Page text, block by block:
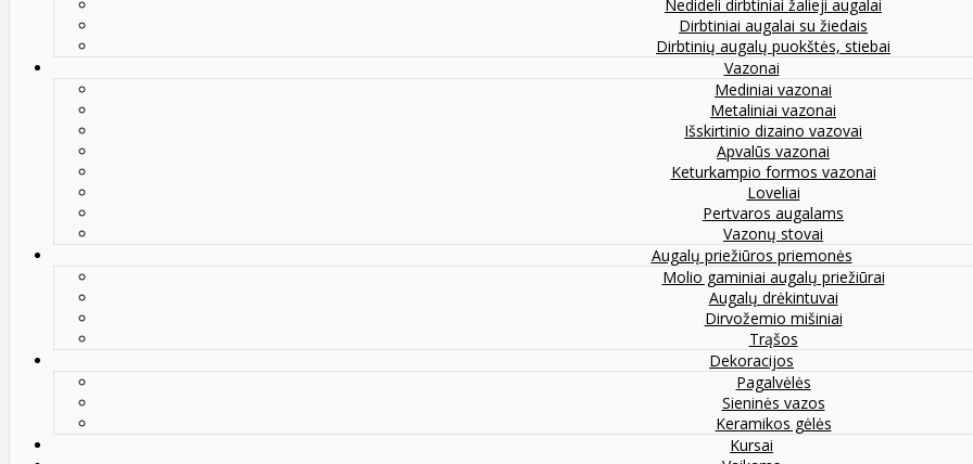
Nedideli dirbtiniai žalieji augalai
Dirbtiniai augalai su žiedais
Dirbtinių augalų puokštės, stiebai
Vazonai
Mediniai vazonai
Metaliniai vazonai
Išskirtinio dizaino vazovai
Apvalūs vazonai
Keturkampio formos vazonai
Loveliai
Pertvaros augalams
Vazonų stovai
Augalų priežiūros priemonės
Molio gaminiai augalų priežiūrai
Augalų drėkintuvai
Dirvožemio mišiniai
Trąšos
Dekoracijos
Pagalvėlės
Sieninės vazos
Keramikos gėlės
Kursai